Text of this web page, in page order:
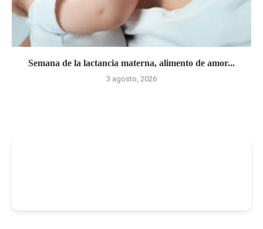
Semana de la lactancia materna, alimento de amor...
3 agosto, 2026